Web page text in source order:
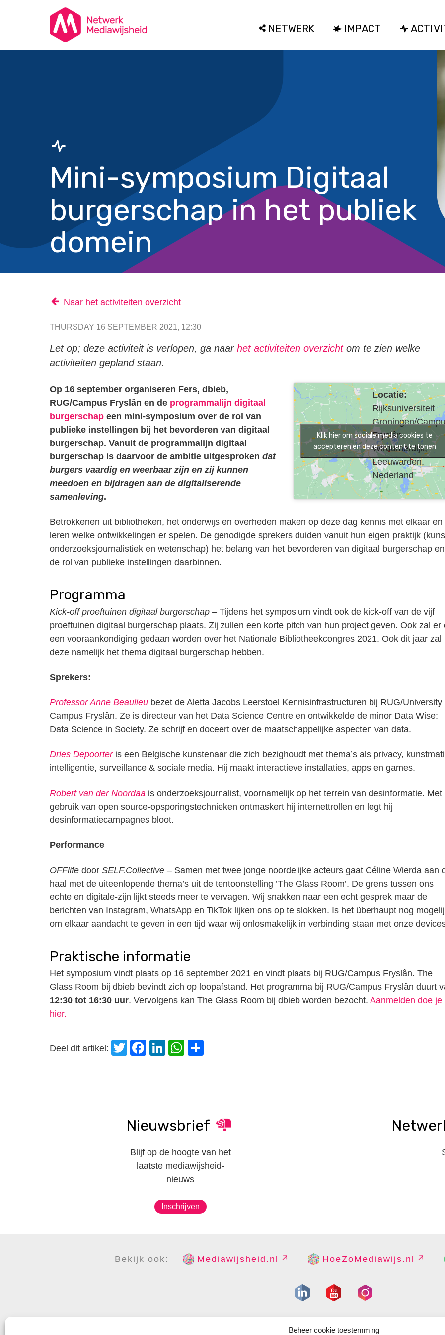
Beheer cookie toestemming
NETWERK IMPACT
Mini-symposium Digitaal
burgerschap in het publiek
domein
Naar het activiteiten overzicht
THURSDAY 16 SEPTEMBER 2021, 12:30
Let op; deze activiteit is verlopen, ga naar het activiteiten overzichtom te zien welke
activiteiten gepland staan.
Locatie:
Rijksuniversiteit
Groningen/
Fryslân,
Wirdumerdijk,
Leeuwarden,
Nederland
Klik hier om sociale media cookies te
accepteren en deze content te tonen
Op 16 september organiseren Fers, dbieb,
RUG/Campus Fryslân en de programmalijn digitaal
burgerschap een mini-symposium over de rol van
publieke instellingen bij het bevorderen van digitaal
burgerschap. Vanuit de programmalijn digitaal
burgerschap is daarvoor de ambitie uitgesproken dat
burgers vaardig en weerbaar zijn en zij kunnen
meedoen en bijdragen aan de digitaliserende
samenleving. ​
Betrokkenen uit bibliotheken, het onderwijs en overheden maken op deze dag kennis met elkaar en
leren welke ontwikkelingen er spelen. De genodigde sprekers duiden vanuit hun eigen praktijk
onderzoeksjournalistiek en wetenschap) het belang van het bevorderen van digitaal burgerschap en
de rol van publieke instellingen daarbinnen.
Programma
Kick-off proeftuinen digitaal burgerschap – Tijdens het symposium vindt ook de kick-off van de vijf
proeftuinen digitaal burgerschap plaats. Zij zullen een korte pitch van hun project geven. Ook zal er
een vooraankondiging gedaan worden over het Nationale Bibliotheekcongres 2021. Ook dit jaar zal
deze namelijk het thema digitaal burgerschap hebben.
Sprekers:
Professor Anne Beaulieu bezet de Aletta Jacobs Leerstoel Kennisinfrastructuren bij RUG/University
Campus Fryslân. Ze is directeur van het Data Science Centre en ontwikkelde de minor Data Wise:
Data Science in Society. Ze schrijf en doceert over de maatschappelijke aspecten van data.
Dries Depoorter is een Belgische kunstenaar die zich bezighoudt met thema’s als privacy,
intelligentie, surveillance & sociale media. Hij maakt interactieve installaties, apps en games.
Robert van der Noordaa is onderzoeksjournalist, voornamelijk op het terrein van desinformatie. Met
gebruik van open source-opsporingstechnieken ontmaskert hij internettrollen en legt hij
desinformatiecampagnes bloot.
Performance
OFFlife door SELF.Collective – Samen met twee jonge noordelijke acteurs gaat Céline Wierda aan
haal met de uiteenlopende thema’s uit de tentoonstelling ’The Glass Room’. De grens tussen ons
echte en digitale-zijn lijkt steeds meer te vervagen. Wij snakken naar een echt gesprek maar de
berichten van Instagram, WhatsApp en TikTok lijken ons op te slokken. Is het überhaupt nog
om elkaar aandacht te geven in een tijd waar wij onlosmakelijk in verbinding staan met onze
Praktische informatie
Het symposium vindt plaats op 16 september 2021 en vindt plaats bij RUG/Campus Fryslân. The
Glass Room bij dbieb bevindt zich op loopafstand. Het programma bij RUG/Campus Fryslân duurt
12:30 tot 16:30 uur. Vervolgens kan The Glass Room bij dbieb worden bezocht. Aanmelden doe je
hier.
Deel dit artikel: Twitter
Facebook
LinkedIn
WhatsApp
Nieuwsbrief
Blijf op de hoogte van het
laatste mediawijsheid-
nieuws
Inschrijven
Bekijk ook: Mediawijsheid.nl HoeZoMediawijs.nl